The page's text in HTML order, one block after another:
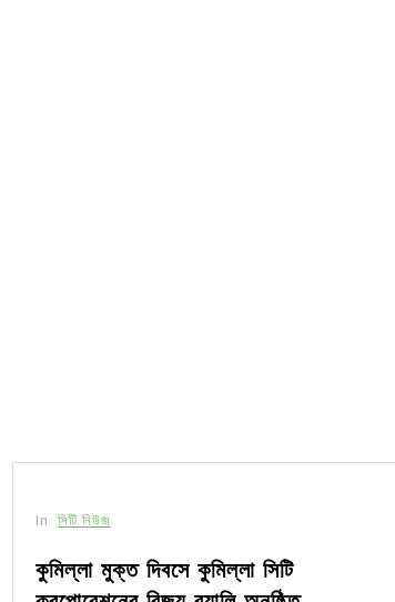
In সিটি নিউজ
কুমিল্লা মুক্ত দিবসে কুমিল্লা সিটি